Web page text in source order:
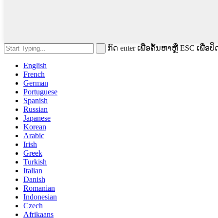
ກົດ enter ເພື່ອຄົ້ນຫາຫຼື ESC ເພື່ອປິ
English
French
German
Portuguese
Spanish
Russian
Japanese
Korean
Arabic
Irish
Greek
Turkish
Italian
Danish
Romanian
Indonesian
Czech
Afrikaans